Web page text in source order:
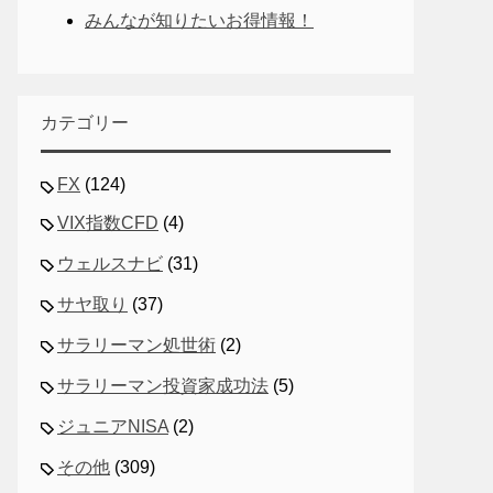
みんなが知りたいお得情報！
カテゴリー
FX (124)
VIX指数CFD (4)
ウェルスナビ (31)
サヤ取り (37)
サラリーマン処世術 (2)
サラリーマン投資家成功法 (5)
ジュニアNISA (2)
その他 (309)